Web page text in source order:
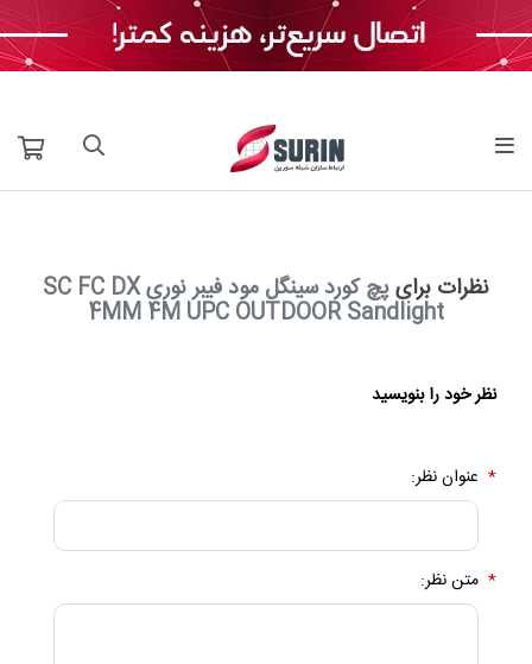
نظرات برای پچ کورد سینگل مود فیبر نوری SC FC DX
4MM 4M UPC OUTDOOR Sandlight
نظر خود را بنویسید
عنوان نظر: *
متن نظر: *